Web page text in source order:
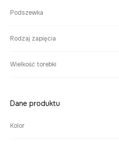
Podszewka
Rodzaj zapięcia
Wielkość torebki
Dane produktu
Kolor